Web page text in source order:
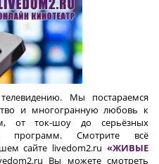
Мы постараемся
и многогранную любовь к
от ток-шоу до серьёзных
программ. Смотрите всё
сайте livedom2.ru «ЖИВЫЕ
Вы можете смотреть